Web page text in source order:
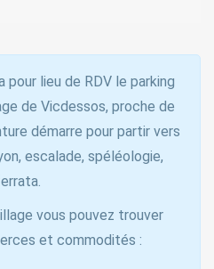
pour lieu de RDV le parking
de Vicdessos, proche de
démarre pour partir vers
escalade, spéléologie,
vous pouvez trouver
et commodités :